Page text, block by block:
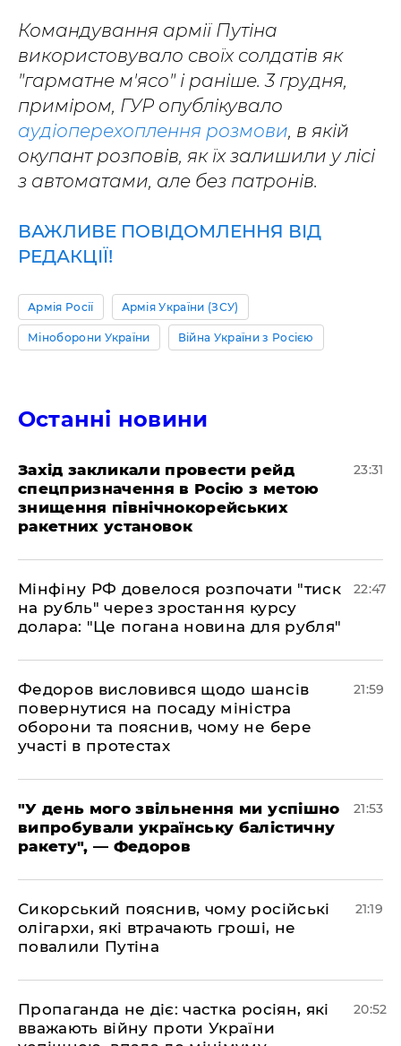
Командування армії Путіна
використовувало своїх солдатів як
"гарматне м'ясо" і раніше. 3 грудня,
приміром, ГУР опублікувало
аудіоперехоплення розмови, в якій
окупант розповів, як їх залишили у лісі
з автоматами, але без патронів.
ВАЖЛИВЕ ПОВІДОМЛЕННЯ ВІД
РЕДАКЦІЇ!
Армія Росії Армія України (ЗСУ)
Міноборони України Війна України з Росією
Останні новини
​Захід закликали провести рейд
спецпризначення в Росію з метою
знищення північнокорейських
ракетних установок
23:31
​Мінфіну РФ довелося розпочати "тиск
на рубль" через зростання курсу
долара: "Це погана новина для рубля"
22:47
​Федоров висловився щодо шансів
повернутися на посаду міністра
оборони та пояснив, чому не бере
участі в протестах
21:59
​"У день мого звільнення ми успішно
випробували українську балістичну
ракету", — Федоров
21:53
​Сикорський пояснив, чому російські
олігархи, які втрачають гроші, не
повалили Путіна
21:19
​Пропаганда не діє: частка росіян, які
вважають війну проти України
20:52